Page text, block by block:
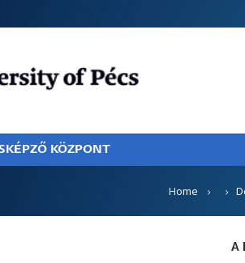
KÖZPONT
Home
A